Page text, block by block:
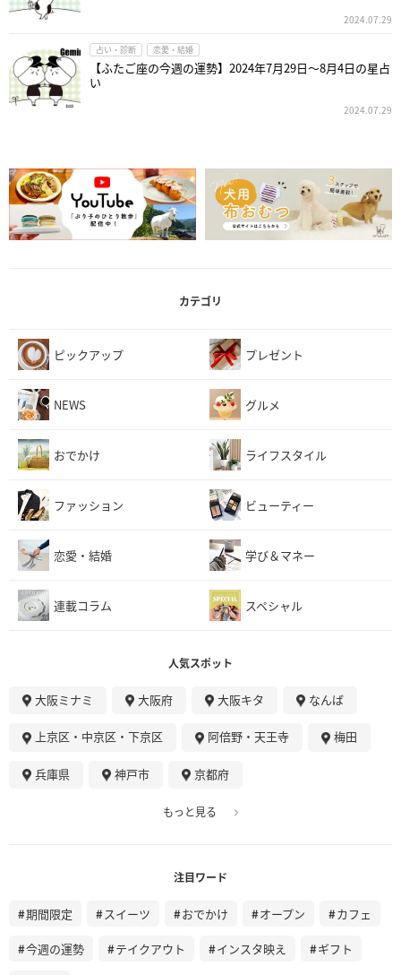
2024.07.29
占い・診断 恋愛・結婚
【ふたご座の今週の運勢】2024年7月29日～8月4日の星占
い
2024.07.29
カテゴリ
ピックアップ プレゼント
NEWS グルメ
おでかけ ライフスタイル
ファッション ビューティー
恋愛・結婚 学び＆マネー
連載コラム スペシャル
人気スポット
大阪ミナミ 大阪府 大阪キタ なんば
上京区・中京区・下京区 阿倍野・天王寺 梅田
兵庫県 神戸市 京都府
もっと見る
注目ワード
期間限定 スイーツ おでかけ オープン カフェ
今週の運勢 テイクアウト インスタ映え ギフト